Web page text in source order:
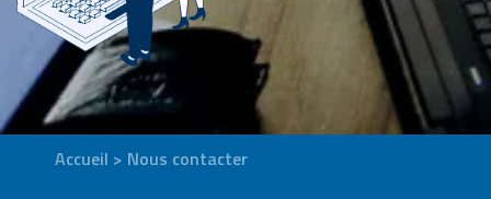
Accueil > Nous contacter